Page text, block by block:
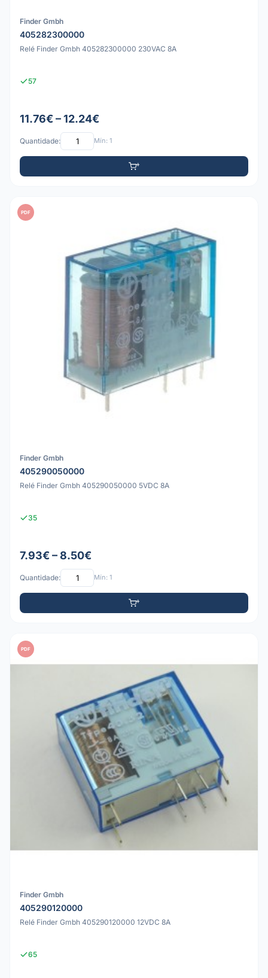
Finder Gmbh
405282300000
Relé Finder Gmbh 405282300000 230VAC 8A
57
11.76€ – 12.24€
Quantidade: Mín: 1
PDF
Finder Gmbh
405290050000
Relé Finder Gmbh 405290050000 5VDC 8A
35
7.93€ – 8.50€
Quantidade: Mín: 1
PDF
Finder Gmbh
405290120000
Relé Finder Gmbh 405290120000 12VDC 8A
65